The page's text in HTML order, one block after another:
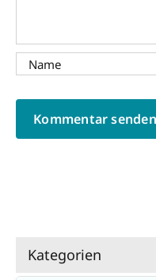
Kategorien